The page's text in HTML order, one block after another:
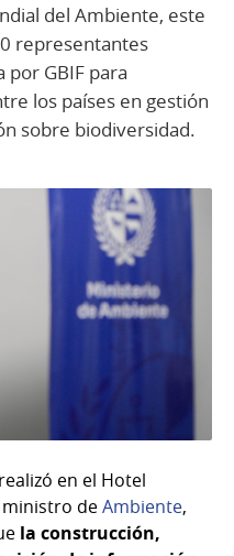
del Ambiente, este
representantes
por GBIF para
los países en gestión
sobre biodiversidad.
en el Hotel
deAmbiente,
la construcción,